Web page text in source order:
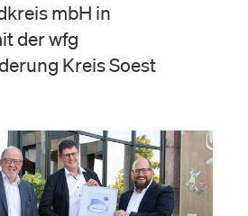
mbH in
der wfg
Kreis Soest